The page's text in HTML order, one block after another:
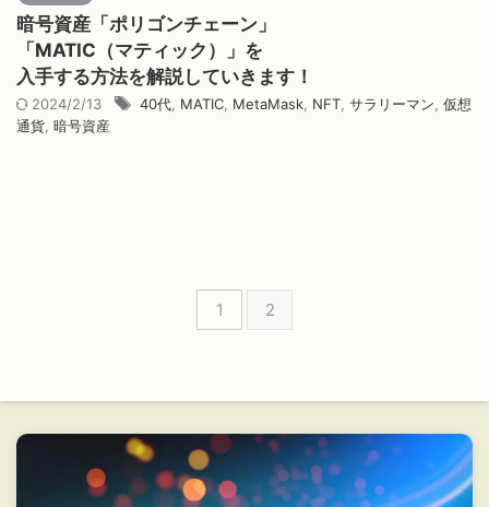
暗号資産「ポリゴンチェーン」
「MATIC（マティック）」を
入手する方法を解説していきます！
2024/2/13 40代 MATIC MetaMask NFT サラリーマン 仮想
通貨 暗号資産
1 2